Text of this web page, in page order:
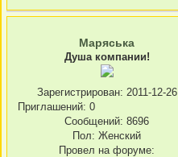
Маряська
Душа компании!
Зарегистрирован: 2011-12-26
Приглашений: 0
Сообщений: 8696
Пол: Женский
Провел на форуме: